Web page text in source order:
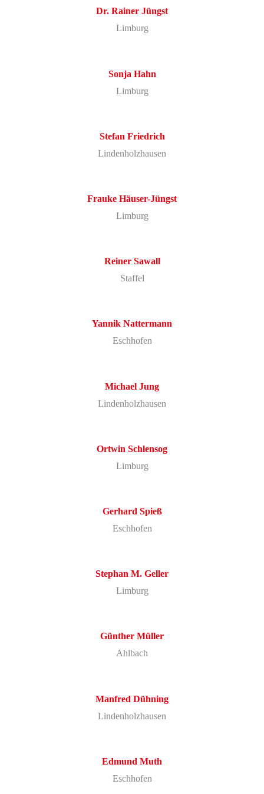
Dr. Rainer Jüngst
Limburg
Sonja Hahn
Limburg
Stefan Friedrich
Lindenholzhausen
Frauke Häuser-Jüngst
Limburg
Reiner Sawall
Staffel
Yannik Nattermann
Eschhofen
Michael Jung
Lindenholzhausen
Ortwin Schlensog
Limburg
Gerhard Spieß
Eschhofen
Stephan M. Geller
Limburg
Günther Müller
Ahlbach
Manfred Dühning
Lindenholzhausen
Edmund Muth
Eschhofen